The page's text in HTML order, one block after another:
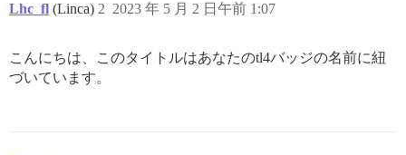
Lhc_fl (Linca) 2023 年 5 月 2 日午前 1:07
2
こんにちは、このタイトルはあなたのtl4バッジの名前に紐
づいています。